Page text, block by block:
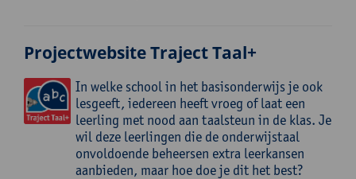
Projectwebsite Traject Taal+
In welke school in het basisonderwijs je ook
lesgeeft, iedereen heeft vroeg of laat een
leerling met nood aan taalsteun in de klas. Je
wil deze leerlingen die de onderwijstaal
onvoldoende beheersen extra leerkansen
aanbieden, maar hoe doe je dit het best?